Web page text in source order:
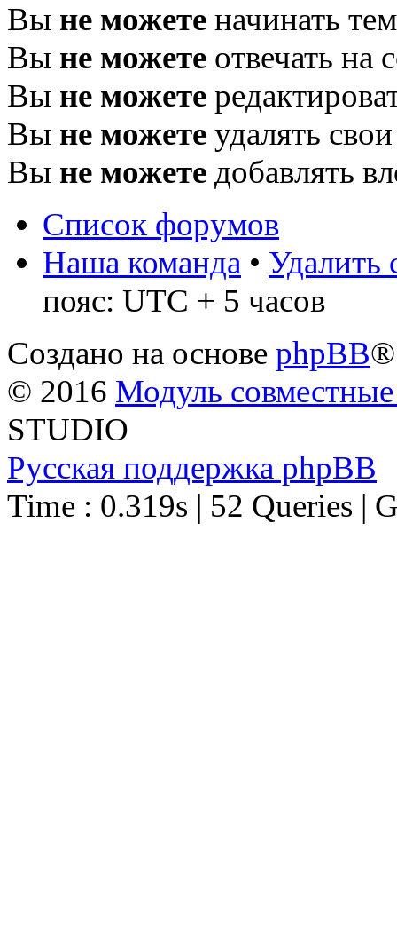
Вы не можете начинать
Вы не можете отвечать на
Вы не можете
Вы не можете удалять
Вы не можете добавлять
Список форумов
Наша команда • Удалить
пояс: UTC + 5 часов
Создано на основе phpBB®
© 2016 Модуль
STUDIO
Русская поддержка phpBB
Time : 0.319s | 52 Queries |